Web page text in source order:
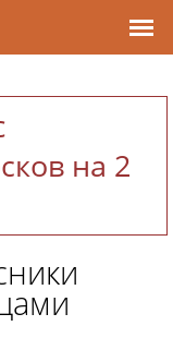
на 2